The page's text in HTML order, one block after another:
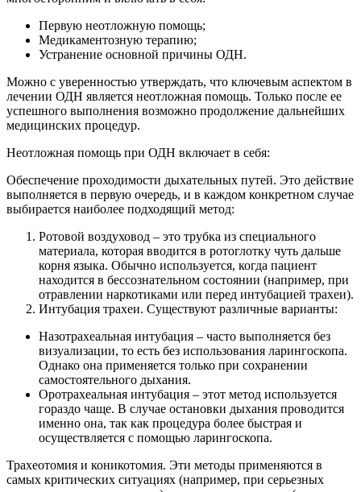
Первую неотложную помощь;
Медикаментозную терапию;
Устранение основной причины ОДН.
Можно с уверенностью утверждать, что ключевым аспектом в
лечении ОДН является неотложная помощь. Только после ее
успешного выполнения возможно продолжение дальнейших
медицинских процедур.
Неотложная помощь при ОДН включает в себя:
Обеспечение проходимости дыхательных путей. Это действие
выполняется в первую очередь, и в каждом конкретном случае
выбирается наиболее подходящий метод:
Ротовой воздуховод – это трубка из специального
материала, которая вводится в ротоглотку чуть дальше
корня языка. Обычно используется, когда пациент
находится в бессознательном состоянии (например, при
отравлении наркотиками или перед интубацией трахеи).
Интубация трахеи. Существуют различные варианты:
Назотрахеальная интубация – часто выполняется без
визуализации, то есть без использования ларингоскопа.
Однако она применяется только при сохранении
самостоятельного дыхания.
Оротрахеальная интубация – этот метод используется
гораздо чаще. В случае остановки дыхания проводится
именно она, так как процедура более быстрая и
осуществляется с помощью ларингоскопа.
Трахеотомия и коникотомия. Эти методы применяются в
самых критических ситуациях (например, при серьезных